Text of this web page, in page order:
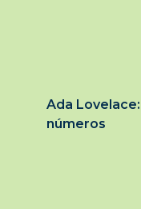
Ada
números